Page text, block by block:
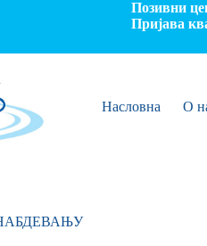
Позивни
Пријава
Насловна О